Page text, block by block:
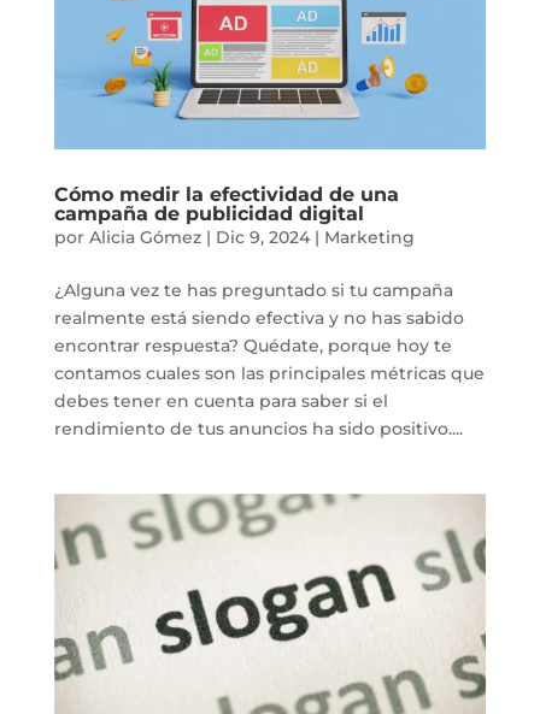
Cómo medir la efectividad de una
campaña de publicidad digital
por Alicia Gómez| Dic 9, 2024| Marketing
¿Alguna vez te has preguntado si tu campaña
realmente está siendo efectiva y no has sabido
encontrar respuesta? Quédate, porque hoy te
contamos cuales son las principales métricas que
debes tener en cuenta para saber si el
rendimiento de tus anuncios ha sido positivo....